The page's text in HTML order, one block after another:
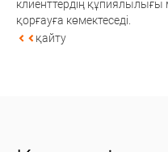
қайту
клиенттердің
қорғауға көмектеседі.